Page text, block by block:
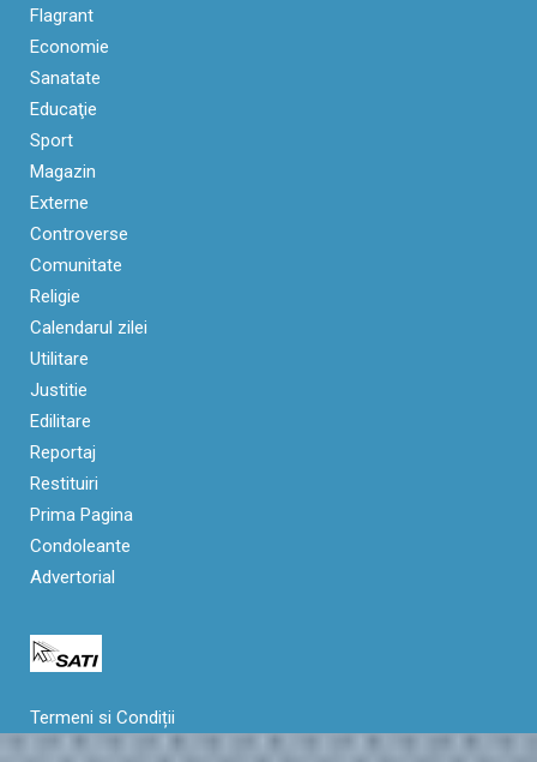
Flagrant
Economie
Sanatate
Educaţie
Sport
Magazin
Externe
Controverse
Comunitate
Religie
Calendarul zilei
Utilitare
Justitie
Edilitare
Reportaj
Restituiri
Prima Pagina
Condoleante
Advertorial
Termeni si Condiții